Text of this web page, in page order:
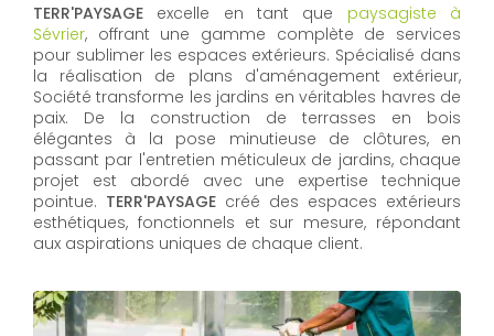
TERR'PAYSAGE excelle en tant que paysagiste à
Sévrier, offrant une gamme complète de services
pour sublimer les espaces extérieurs. Spécialisé dans
la réalisation de plans d'aménagement extérieur,
Société transforme les jardins en véritables havres de
paix. De la construction de terrasses en bois
élégantes à la pose minutieuse de clôtures, en
passant par l'entretien méticuleux de jardins, chaque
projet est abordé avec une expertise technique
pointue. TERR'PAYSAGE créé des espaces extérieurs
esthétiques, fonctionnels et sur mesure, répondant
aux aspirations uniques de chaque client.